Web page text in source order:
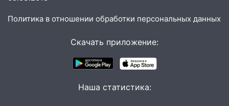
05:00
Боль, скованность и старение
незаметно разрушают наш позвоночник
День скрытых ловушек и
внезапных подарков судьбы: гороскоп
на 10 августа
Политика в отношении обработки персональных данных
Скачать приложение:
Наша статистика: